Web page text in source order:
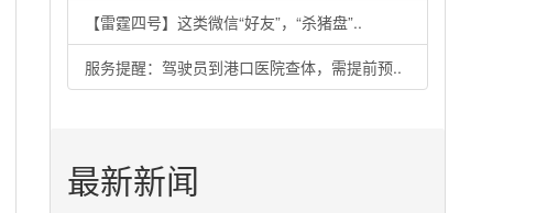
【雷霆四号】这类微信“好友”，“杀猪盘”..
服务提醒：驾驶员到港口医院查体，需提前预..
最新新闻